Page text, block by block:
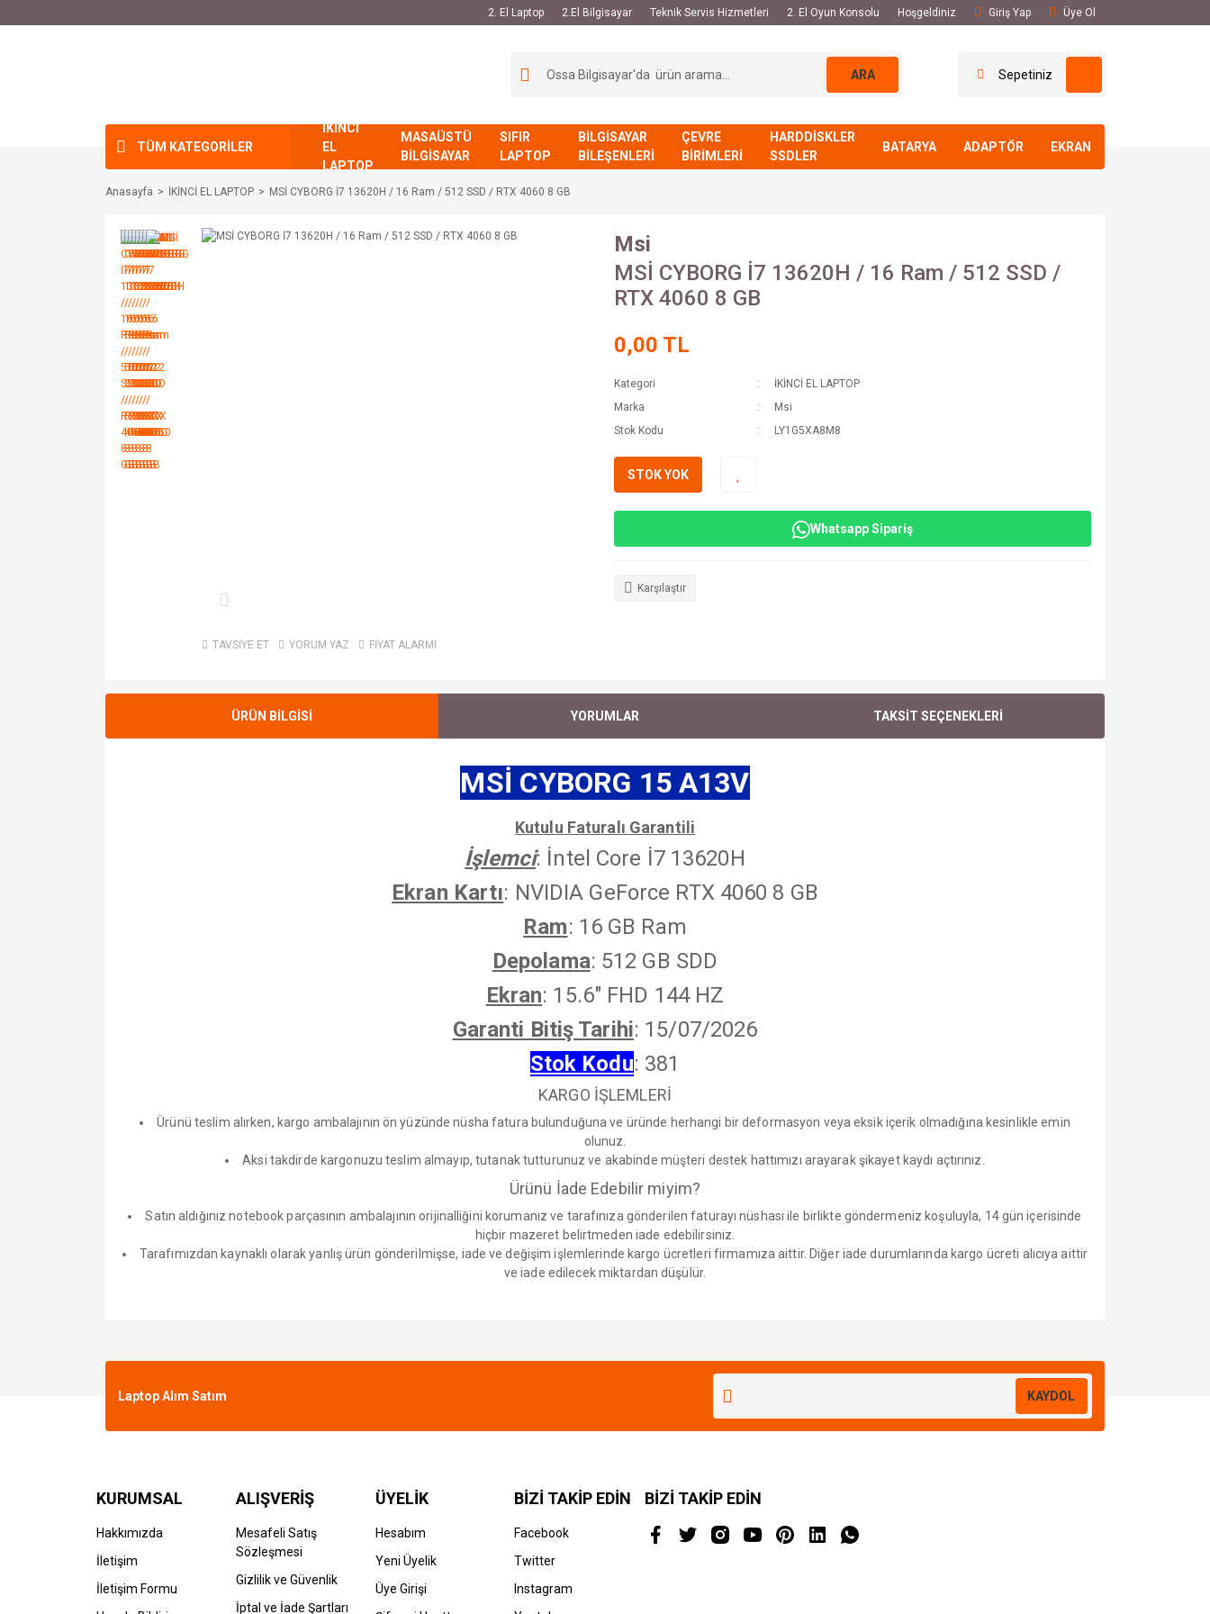
2. El Laptop 2.El Bilgisayar Teknik Servis Hizmetleri 2. El Oyun Konsolu Hoşgeldiniz Giriş Yap Üye Ol
ARA Sepetiniz
TÜM KATEGORİLER
İKİNCİ
EL
LAPTOP
MASAÜSTÜ
BİLGİSAYAR
SIFIR
LAPTOP
BİLGİSAYAR
BİLEŞENLERİ
ÇEVRE
BİRİMLERİ
HARDDİSKLER
SSDLER
BATARYA ADAPTÖR EKRAN
Anasayfa İKİNCİ EL LAPTOP MSİ CYBORG İ7 13620H / 16 Ram / 512 SSD / RTX 4060 8 GB
TAVSİYE ET YORUM YAZ FİYAT ALARMI
Msi
MSİ CYBORG İ7 13620H / 16 Ram / 512 SSD /
RTX 4060 8 GB
0,00 TL
Kategori
İKİNCİ EL LAPTOP
Marka
Msi
Stok Kodu
LY1G5XA8M8
STOK YOK
Whatsapp Sipariş
Karşılaştır
ÜRÜN BİLGİSİ YORUMLAR TAKSİT SEÇENEKLERİ
MSİ CYBORG 15 A13V
Kutulu Faturalı Garantili
İşlemci: İntel Core İ7 13620H
Ekran Kartı: NVIDIA GeForce RTX 4060 8 GB
Ram: 16 GB Ram
Depolama: 512 GB SDD
Ekran: 15.6" FHD 144 HZ
Garanti Bitiş Tarihi: 15/07/2026
Stok Kodu: 381
KARGO İŞLEMLERİ
Ürünü teslim alırken, kargo ambalajının ön yüzünde nüsha fatura bulunduğuna ve üründe herhangi bir deformasyon veya eksik içerik olmadığına kesinlikle emin
olunuz.
Aksi takdirde kargonuzu teslim almayıp, tutanak tutturunuz ve akabinde müşteri destek hattımızı arayarak şikayet kaydı açtırınız.
Ürünü İade Edebilir miyim?
Satın aldığınız notebook parçasının ambalajının orijinalliğini korumanız ve tarafınıza gönderilen faturayı nüshası ile birlikte göndermeniz koşuluyla, 14 gün içerisinde
hiçbir mazeret belirtmeden iade edebilirsiniz.
Tarafımızdan kaynaklı olarak yanlış ürün gönderilmişse, iade ve değişim işlemlerinde kargo ücretleri firmamıza aittir. Diğer iade durumlarında kargo ücreti alıcıya aittir
ve iade edilecek miktardan düşülür.
Laptop Alım Satım KAYDOL
KURUMSAL
Hakkımızda
İletişim
İletişim Formu
ALIŞVERİŞ
Mesafeli Satış
Sözleşmesi
Gizlilik ve Güvenlik
İptal ve İade Şartları
ÜYELİK
Hesabım
Yeni Üyelik
Üye Girişi
BİZİ TAKİP EDİN
Facebook
Twitter
Instagram
BİZİ TAKİP EDİN